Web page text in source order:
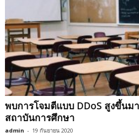
พบการโจมตีแบบ DDoS สูงขึ้นม
สถาบันการศึกษา
admin - 19 กันยายน 2020